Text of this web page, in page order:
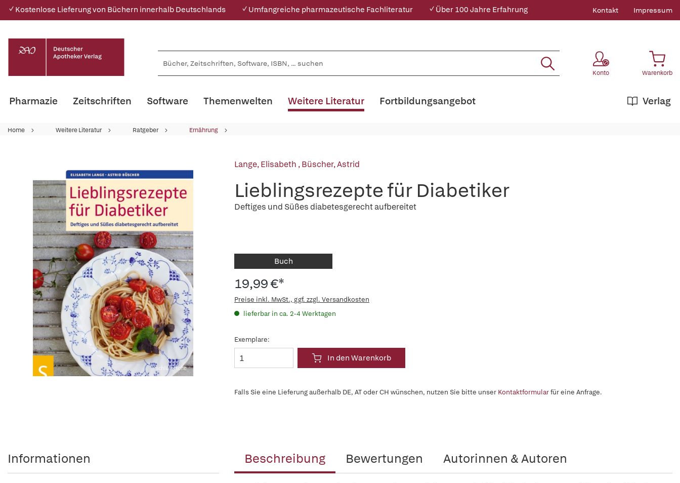
✓ Kostenlose Lieferung von Büchern innerhalb Deutschlands ✓ Umfangreiche pharmazeutische Fachliteratur ✓ Über 100 Jahre Erfahrung Kontakt Impressum
Konto Warenkorb
Pharmazie Zeitschriften Software Themenwelten Weitere Literatur Verlag
Fortbildungsangebot
Home Weitere Literatur Ratgeber Ernährung
Lange, Elisabeth ,Büscher, Astrid
Lieblingsrezepte für Diabetiker
Deftiges und Süßes diabetesgerecht aufbereitet
Buch
19,99 €*
Preise inkl. MwSt., ggf. zzgl. Versandkosten
lieferbar in ca. 2-4 Werktagen
Exemplare:
In den Warenkorb
Falls Sie eine Lieferung außerhalb DE, AT oder CH wünschen, nutzen Sie bitte unser Kontaktformularfür eine Anfrage.
Beschreibung Bewertungen Autorinnen & Autoren
Informationen